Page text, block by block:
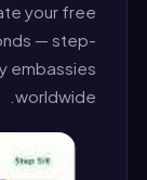
— step-
embassies
worldwide.